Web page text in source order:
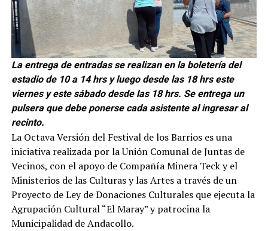
La entrega de entradas se realizan en la boletería del
estadio de 10 a 14 hrs y luego desde las 18 hrs este
viernes y este sábado desde las 18 hrs. Se entrega un
pulsera que debe ponerse cada asistente al ingresar al
recinto.
La Octava Versión del Festival de los Barrios es una
iniciativa realizada por la Unión Comunal de Juntas de
Vecinos, con el apoyo de Compañía Minera Teck y el
Ministerios de las Culturas y las Artes a través de un
Proyecto de Ley de Donaciones Culturales que ejecuta la
Agrupación Cultural “El Maray” y patrocina la
Municipalidad de Andacollo.